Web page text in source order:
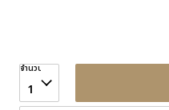
จำนวน
1